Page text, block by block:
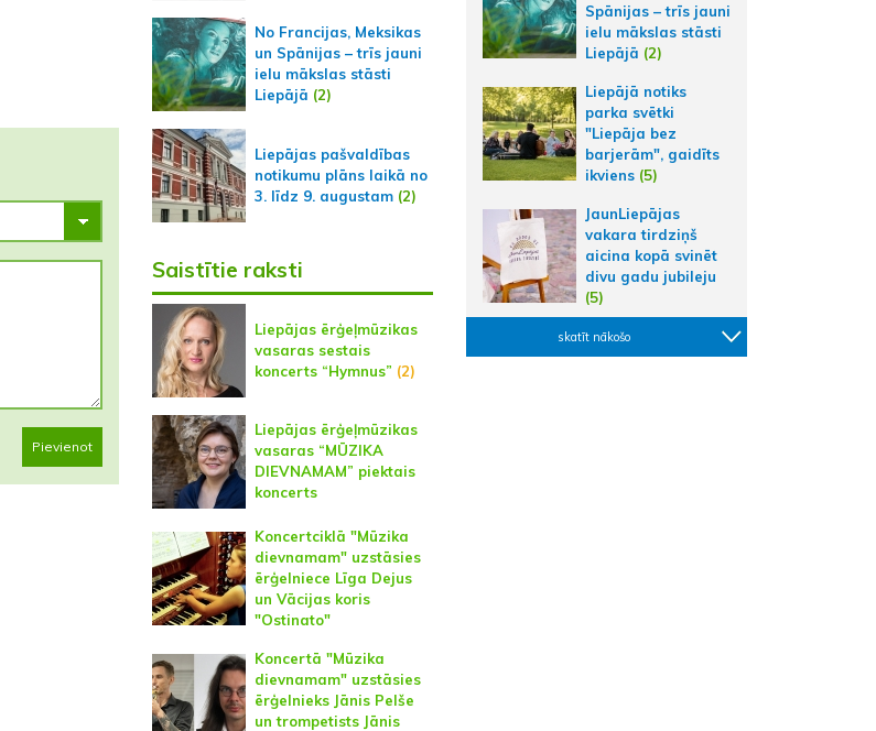
Pievienot
No Francijas, Meksikas
un Spānijas – trīs jauni
ielu mākslas stāsti
Liepājā (2)
Liepājas pašvaldības
notikumu plāns laikā no
3. līdz 9. augustam(2)
Saistītie raksti
Liepājas ērģeļmūzikas
vasaras sestais
koncerts “Hymnus” (2)
Liepājas ērģeļmūzikas
vasaras “MŪZIKA
DIEVNAMAM” piektais
koncerts
Koncertciklā "Mūzika
dievnamam" uzstāsies
ērģelniece Līga Dejus
un Vācijas koris
"Ostinato"
Koncertā "Mūzika
dievnamam" uzstāsies
ērģelnieks Jānis Pelše
un trompetists Jānis
Spānijas – trīs jauni
ielu mākslas stāsti
Liepājā (2)
Liepājā notiks
parka svētki
"Liepāja bez
barjerām", gaidīts
ikviens (5)
JaunLiepājas
vakara tirdziņš
aicina kopā svinēt
divu gadu jubileju
(5)
skatīt nākošo